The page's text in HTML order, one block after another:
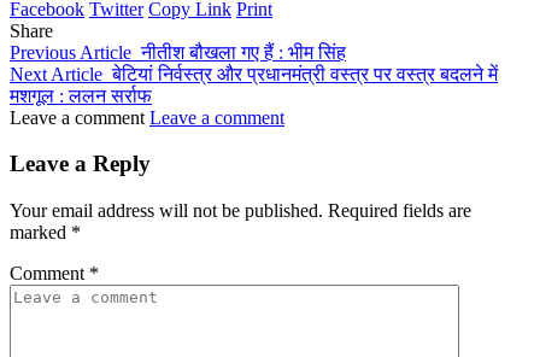
Facebook Twitter Copy Link Print
Share
Previous Article नीतीश बौखला गए हैं : भीम सिंह
Next Article बेटियां निर्वस्त्र और प्रधानमंत्री वस्त्र पर वस्त्र बदलने में
मशगूल : ललन सर्राफ
Leave a comment Leave a comment
Leave a Reply
Your email address will not be published. Required fields are
marked *
Comment *